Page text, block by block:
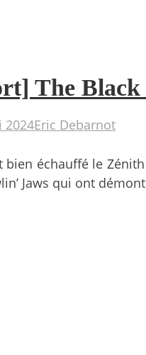
The
2024Eric Debarnot
bien échauffé le
Jaws qui ont